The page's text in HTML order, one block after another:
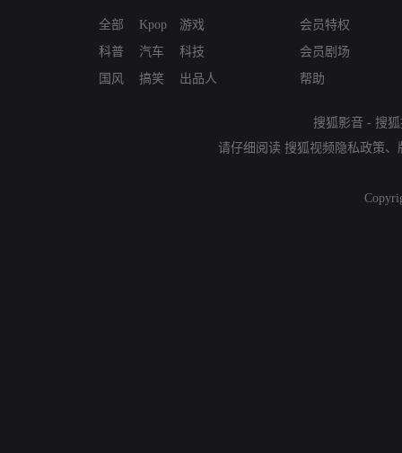
全部
科普
国风
Kpop
汽车
搞笑
游戏
科技
出品人
会员特权
会员剧场
帮助
搜狐影音 - 搜
请仔细阅读 搜狐视频隐私政策、